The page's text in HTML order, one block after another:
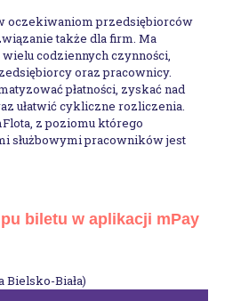
oczekiwaniom przedsiębiorców
także dla firm. Ma
wielu codziennych czynności,
oraz pracownicy.
płatności, zyskać nad
ułatwić cykliczne rozliczenia.
z poziomu którego
służbowymi pracowników jest
biletu w aplikacji mPay
Bielsko-Biała)